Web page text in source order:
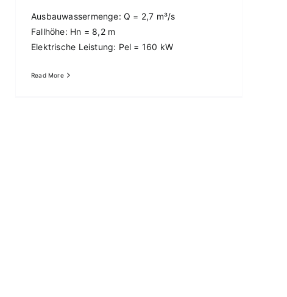
Ausbauwassermenge: Q = 2,7 m³/s
Fallhöhe: Hn = 8,2 m
Elektrische Leistung: Pel = 160 kW
Read More